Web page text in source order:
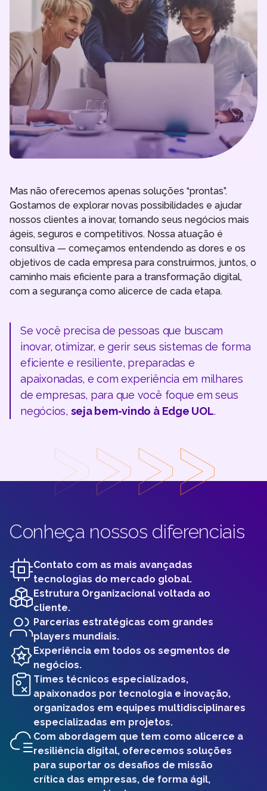
Mas não oferecemos apenas soluções “prontas”.
Gostamos de explorar novas possibilidades e ajudar
nossos clientes a inovar, tornando seus negócios mais
ágeis, seguros e competitivos. Nossa atuação é
consultiva — começamos entendendo as dores e os
objetivos de cada empresa para construirmos, juntos, o
caminho mais eficiente para a transformação digital,
com a segurança como alicerce de cada etapa.
Se você precisa de pessoas que buscam
inovar, otimizar, e gerir seus sistemas de forma
eficiente e resiliente, preparadas e
apaixonadas, e com experiência em milhares
de empresas, para que você foque em seus
negócios, seja bem-vindo à Edge UOL.
Conheça nossos diferenciais
Contato com as mais avançadas
tecnologias do mercado global.
Estrutura Organizacional voltada ao
cliente.
Parcerias estratégicas com grandes
players mundiais.
Experiência em todos os segmentos de
negócios.
Times técnicos especializados,
apaixonados por tecnologia e inovação,
organizados em equipes multidisciplinares
especializadas em projetos.
Com abordagem que tem como alicerce a
resiliência digital, oferecemos soluções
para suportar os desafios de missão
crítica das empresas, de forma ágil,